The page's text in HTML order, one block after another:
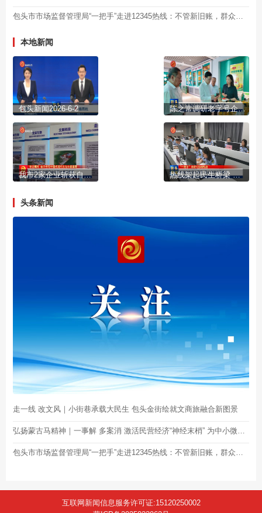
包头市市场监督管理局“一把手”走进12345热线：不管新旧账，群众反映了， 就要全力以赴去解决！
本地新闻
包头新闻2026-6-2 陈之常调研老字号企业创新发展工作
我市2家企业斩获自治区主席质量奖 热线架起民生桥梁 用心守护市井烟火
头条新闻
走一线 改文风｜小街巷承载大民生 包头金街绘就文商旅融合新图景
互联网新闻信息服务许可证:15120250002